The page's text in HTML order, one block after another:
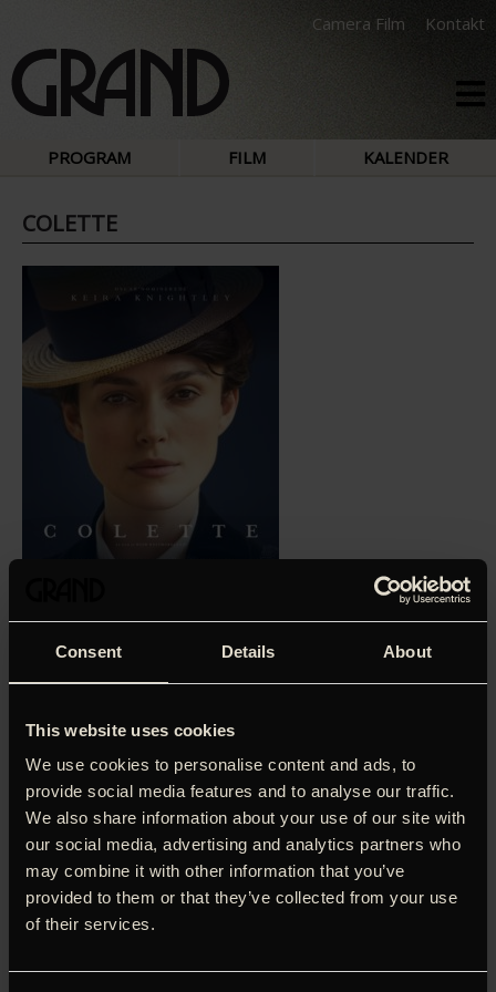
Consent Details About
This website uses cookies
We use cookies to personalise content and ads, to
provide social media features and to analyse our traffic.
We also share information about your use of our site with
our social media, advertising and analytics partners who
may combine it with other information that you’ve
provided to them or that they’ve collected from your use
of their services.
Camera Film Kontakt
PROGRAM FILM KALENDER
COLETTE
‘Man rejser sig og går lidt mere rank ud af biografsalen. På
Almbjerg, Berlingske (5 stjerner)
Da Colette (Keira Knightley) gifter sig med Henry ‘Willy’
Gauthier-Villars (Dominic West), kastes hun ind i det
hæsblæsende Parisiske bohemeverden, hvor hun hurtigt
sine evner som forfatter. Hendes første romaner udgives
dog under Willy’s navn, men langsomt begynder Colette at
kæmpe imod og at kæmpe for den berømmelse og status,
hun fortjener. Keira Knightley spiller titelrollen som Colette,
journalist, men også en foregangskvinde, som kæmpede